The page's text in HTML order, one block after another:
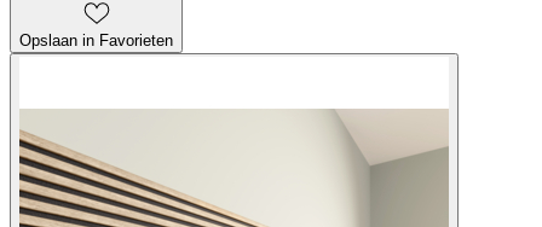
Opslaan in Favorieten